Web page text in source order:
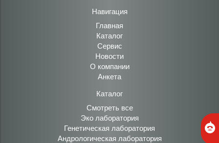
Навигация
Главная
Каталог
Сервис
Новости
О компании
Анкета
Каталог
Смотреть все
Эко лаборатория
Генетическая лаборатория
Андрологическая лаборатория